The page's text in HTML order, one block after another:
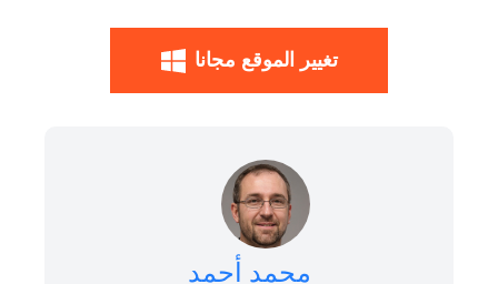
تغيير الموقع مجانا
محمد أحمد